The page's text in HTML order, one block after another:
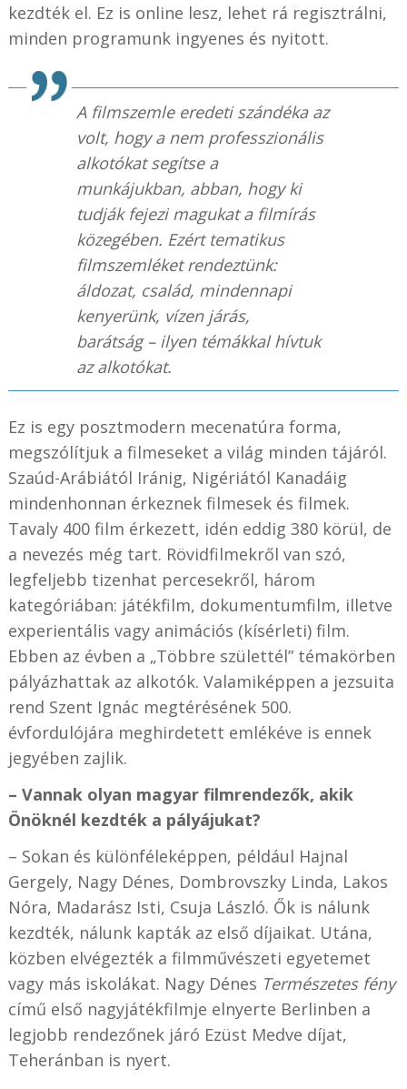
kezdték el. Ez is online lesz, lehet rá regisztrálni,
minden programunk ingyenes és nyitott.
A filmszemle eredeti szándéka az
volt, hogy a nem professzionális
alkotókat segítse a
munkájukban, abban, hogy ki
tudják fejezi magukat a filmírás
közegében. Ezért tematikus
filmszemléket rendeztünk:
áldozat, család, mindennapi
kenyerünk, vízen járás,
barátság – ilyen témákkal hívtuk
az alkotókat.
Ez is egy posztmodern mecenatúra forma,
megszólítjuk a filmeseket a világ minden tájáról.
Szaúd-Arábiától Iránig, Nigériától Kanadáig
mindenhonnan érkeznek filmesek és filmek.
Tavaly 400 film érkezett, idén eddig 380 körül, de
a nevezés még tart. Rövidfilmekről van szó,
legfeljebb tizenhat percesekről, három
kategóriában: játékfilm, dokumentumfilm, illetve
experientális vagy animációs (kísérleti) film.
Ebben az évben a „Többre születtél” témakörben
pályázhattak az alkotók. Valamiképpen a jezsuita
rend Szent Ignác megtérésének 500.
évfordulójára meghirdetett emlékéve is ennek
jegyében zajlik.
– Vannak olyan magyar filmrendezők, akik
Önöknél kezdték a pályájukat?
– Sokan és különféleképpen, például Hajnal
Gergely, Nagy Dénes, Dombrovszky Linda, Lakos
Nóra, Madarász Isti, Csuja László. Ők is nálunk
kezdték, nálunk kapták az első díjaikat. Utána,
közben elvégezték a filmművészeti egyetemet
vagy más iskolákat. Nagy Dénes Természetes fény
című első nagyjátékfilmje elnyerte Berlinben a
legjobb rendezőnek járó Ezüst Medve díjat,
Teheránban is nyert.